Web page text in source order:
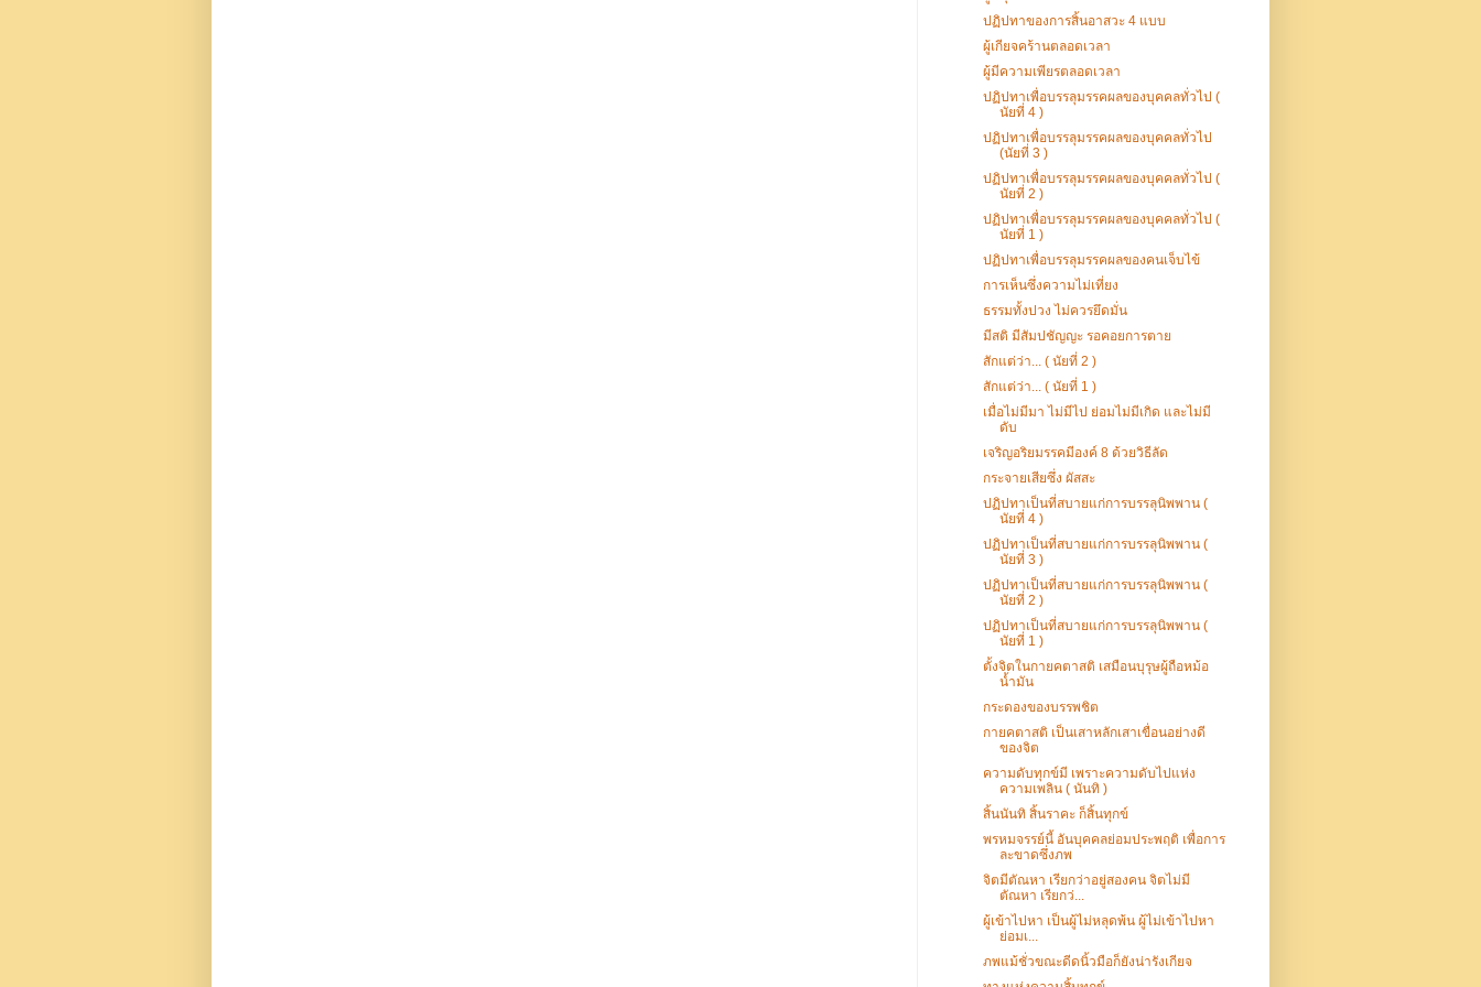
ปฏิปทาของการสิ้นอาสวะ 4 แบบ
ผู้เกียจคร้านตลอดเวลา
ผู้มีความเพียรตลอดเวลา
ปฏิปทาเพื่อบรรลุมรรคผลของบุคคลทั่วไป (
นัยที่ 4 )
ปฏิปทาเพื่อบรรลุมรรคผลของบุคคลทั่วไป
(นัยที่ 3 )
ปฏิปทาเพื่อบรรลุมรรคผลของบุคคลทั่วไป (
นัยที่ 2 )
ปฏิปทาเพื่อบรรลุมรรคผลของบุคคลทั่วไป (
นัยที่ 1 )
ปฏิปทาเพื่อบรรลุมรรคผลของคนเจ็บไข้
การเห็นซึ่งความไม่เที่ยง
ธรรมทั้งปวง ไม่ควรยึดมั่น
มีสติ มีสัมปชัญญะ รอคอยการตาย
สักแต่ว่า... ( นัยที่ 2 )
สักแต่ว่า... ( นัยที่ 1 )
เมื่อไม่มีมา ไม่มีไป ย่อมไม่มีเกิด และไม่มี
ดับ
เจริญอริยมรรคมีองค์ 8 ด้วยวิธีลัด
กระจายเสียซึ่ง ผัสสะ
ปฏิปทาเป็นที่สบายแก่การบรรลุนิพพาน (
นัยที่ 4 )
ปฏิปทาเป็นที่สบายแก่การบรรลุนิพพาน (
นัยที่ 3 )
ปฏิปทาเป็นที่สบายแก่การบรรลุนิพพาน (
นัยที่ 2 )
ปฏิปทาเป็นที่สบายแก่การบรรลุนิพพาน (
นัยที่ 1 )
ตั้งจิตในกายคตาสติ เสมือนบุรุษผู้ถือหม้อ
น้ำมัน
กระดองของบรรพชิต
กายคตาสติ เป็นเสาหลักเสาเขื่อนอย่างดี
ของจิต
ความดับทุกข์มี เพราะความดับไปแห่ง
ความเพลิน ( นันทิ )
สิ้นนันทิ สิ้นราคะ ก็สิ้นทุกข์
พรหมจรรย์นี้ อันบุคคลย่อมประพฤติ เพื่อการ
ละขาดซึ่งภพ
จิตมีตัณหา เรียกว่าอยู่สองคน จิตไม่มี
ตัณหา เรียกว่...
ผู้เข้าไปหา เป็นผู้ไม่หลุดพ้น ผู้ไม่เข้าไปหา
ย่อมเ...
ภพแม้ชั่วขณะดีดนิ้วมือก็ยังน่ารังเกียจ